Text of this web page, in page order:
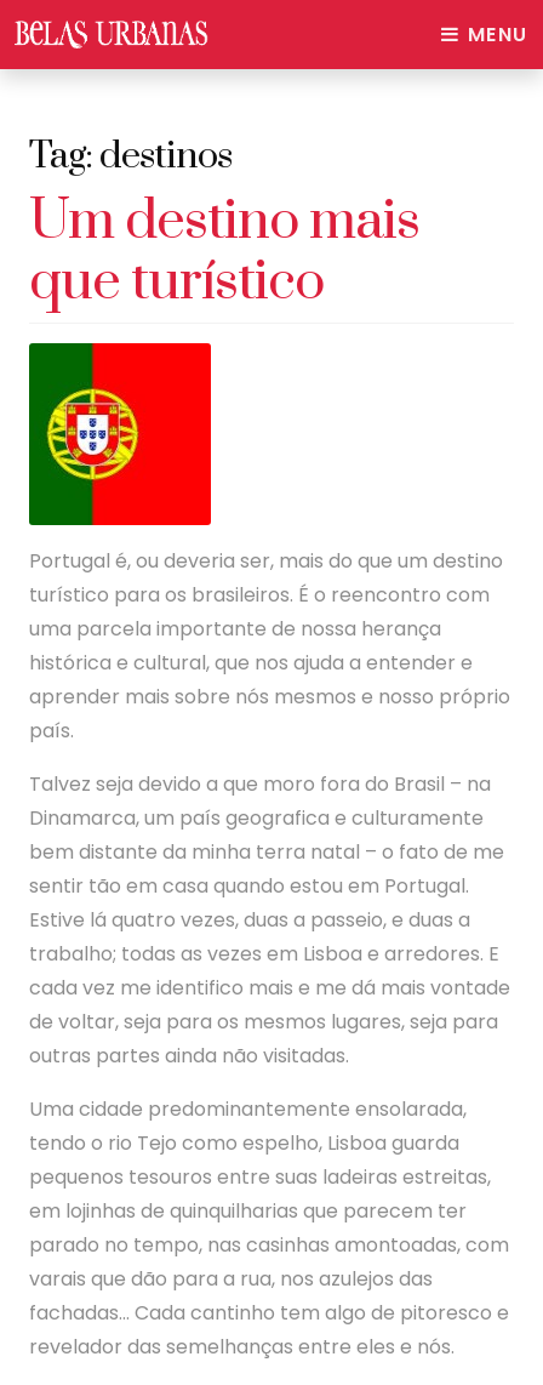
MENU
Tag:destinos
Um destino mais
que turístico
Portugal é, ou deveria ser, mais do que um destino
turístico para os brasileiros. É o reencontro com
uma parcela importante de nossa herança
histórica e cultural, que nos ajuda a entender e
aprender mais sobre nós mesmos e nosso próprio
país.
Talvez seja devido a que moro fora do Brasil – na
Dinamarca, um país geografica e culturamente
bem distante da minha terra natal – o fato de me
sentir tão em casa quando estou em Portugal.
Estive lá quatro vezes, duas a passeio, e duas a
trabalho; todas as vezes em Lisboa e arredores. E
cada vez me identifico mais e me dá mais vontade
de voltar, seja para os mesmos lugares, seja para
outras partes ainda não visitadas.
Uma cidade predominantemente ensolarada,
tendo o rio Tejo como espelho, Lisboa guarda
pequenos tesouros entre suas ladeiras estreitas,
em lojinhas de quinquilharias que parecem ter
parado no tempo, nas casinhas amontoadas, com
varais que dão para a rua, nos azulejos das
fachadas… Cada cantinho tem algo de pitoresco e
revelador das semelhanças entre eles e nós.